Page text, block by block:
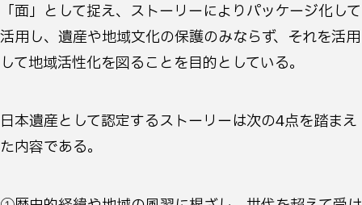
「面」として捉え、ストーリーによりパッケージ化して
活用し、遺産や地域文化の保護のみならず、それを活用
して地域活性化を図ることを目的としている。
日本遺産として認定するストーリーは次の4点を踏まえ
た内容である。